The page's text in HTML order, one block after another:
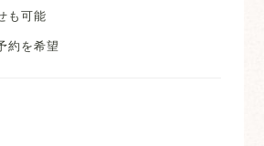
も可能
約を希望